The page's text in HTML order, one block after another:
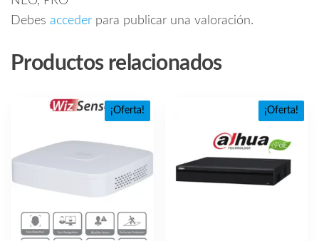
Debes acceder para publicar una valoración.
Productos relacionados
¡Oferta! ¡Oferta!